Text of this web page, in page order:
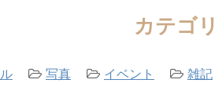
カテゴリ
写真 イベント 雑記